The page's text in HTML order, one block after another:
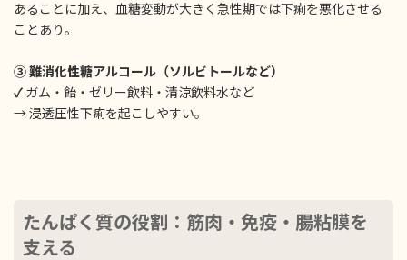
あることに加え、血糖変動が大きく急性期では下痢を悪化させる
ことあり。
③ 難消化性糖アルコール（ソルビトールなど）
✓ ガム・飴・ゼリー飲料・清涼飲料水など
→ 浸透圧性下痢を起こしやすい。
たんぱく質の役割：筋肉・免疫・腸粘膜を
支える